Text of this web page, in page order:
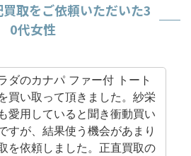
取をご依頼いただいた3
0代女性
ダのカナパ ファー付 トート
買い取って頂きました。紗栄
愛用していると聞き衝動買い
すが、結果使う機会があまり
を依頼しました。正直買取の